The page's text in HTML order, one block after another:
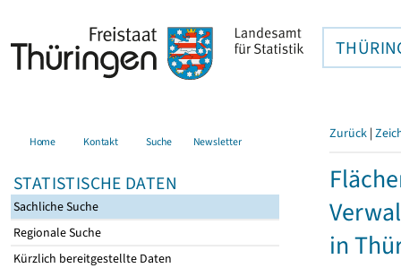
Home Kontakt Suche Newsletter
STATISTISCHE DATEN
Sachliche Suche
Regionale Suche
Kürzlich bereitgestellte Daten
Zurück |
in